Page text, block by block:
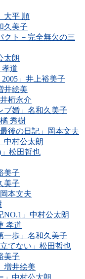
大平 順
久美子
クト－完全無欠の三
太朗
孝道
2005」井上裕美子
井絵美
桁永介
ブ婚」名和久美子
秀樹
後の日記」岡本文夫
中村公太朗
松田哲也
美子
美子
本文夫
NO.1」中村公太朗
孝道
一歩」名和久美子
てない」松田哲也
美子
増井絵美
」中村公太朗